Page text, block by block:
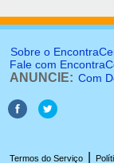
Sobre o
Fale com
ANUNCIE: Com
Termos do Serviço